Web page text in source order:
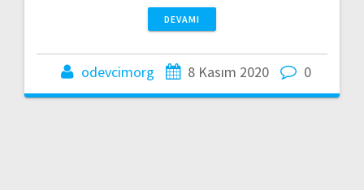
DEVAMI
odevcimorg 8 Kasım 2020 0